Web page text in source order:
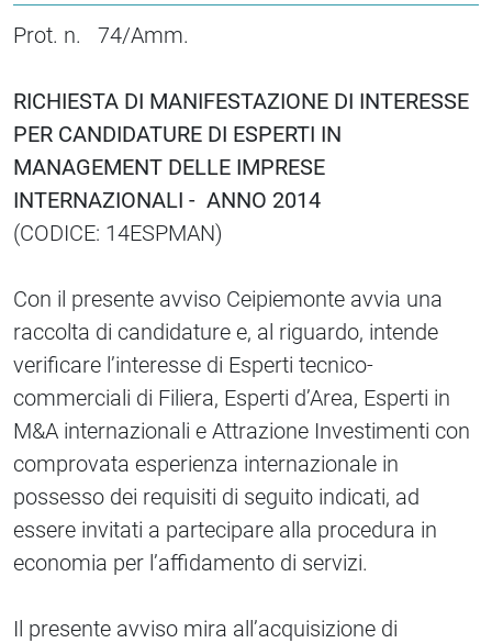
Prot. n. 74/Amm.
RICHIESTA DI MANIFESTAZIONE DI INTERESSE
PER CANDIDATURE DI ESPERTI IN
MANAGEMENT DELLE IMPRESE
INTERNAZIONALI - ANNO 2014
(CODICE: 14ESPMAN)
Con il presente avviso Ceipiemonte avvia una
raccolta di candidature e, al riguardo, intende
verificare l’interesse di Esperti tecnico-
commerciali di Filiera, Esperti d’Area, Esperti in
M&A internazionali e Attrazione Investimenti con
comprovata esperienza internazionale in
possesso dei requisiti di seguito indicati, ad
essere invitati a partecipare alla procedura in
economia per l’affidamento di servizi.
Il presente avviso mira all’acquisizione di